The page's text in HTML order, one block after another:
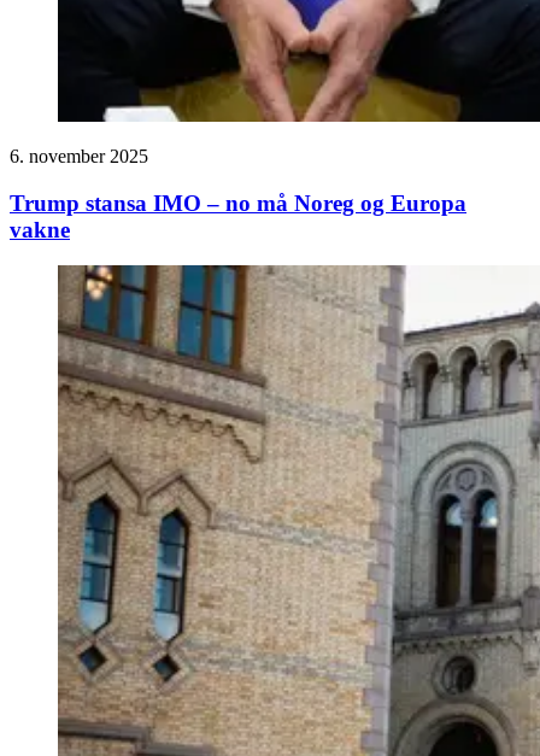
6. november 2025
Trump stansa IMO – no må Noreg og Europa
vakne